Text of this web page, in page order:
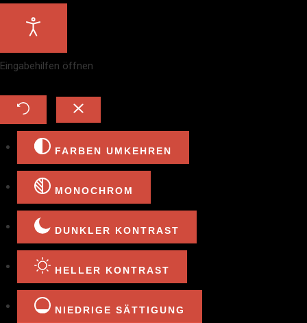
Eingabehilfen öffnen
FARBEN UMKEHREN
MONOCHROM
DUNKLER KONTRAST
HELLER KONTRAST
NIEDRIGE SÄTTIGUNG